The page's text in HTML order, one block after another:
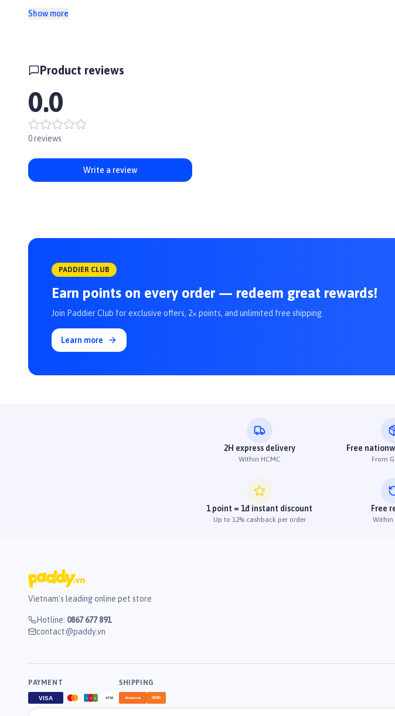
- Tiếp tục cho dầu tắm lên cổ, ngực, phần giữa, phần sau thân và cuối cùng là chân. Để dầu tắm thấm
- Dùng nước xả sạch. Lặp lại 2 lần một tuần cho tới khi thuyên giảm.
Miconazole Shampoo và Davis Chlorhexidine Shampoo.
Show more
Product reviews
0.0
0 reviews
Write a review
PADDIER CLUB
Earn points on every order — redeem great rewards!
Join Paddier Club for exclusive offers, 2× points, and unlimited free shipping.
Learn more
2H express delivery
Within HCMC
Free
From
1 point = 1đ instant discount
Up to 12% cashback per order
Free
Within
Vietnam's leading online pet store
Hotline: 0867 677 891
contact@paddy.vn
PAYMENT
VISA J C B ATM
SHIPPING
Ahamove GHN